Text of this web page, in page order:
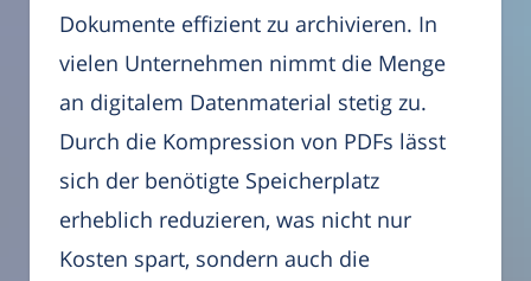
Dokumente effizient zu archivieren. In
vielen Unternehmen nimmt die Menge
an digitalem Datenmaterial stetig zu.
Durch die Kompression von PDFs lässt
sich der benötigte Speicherplatz
erheblich reduzieren, was nicht nur
Kosten spart, sondern auch die